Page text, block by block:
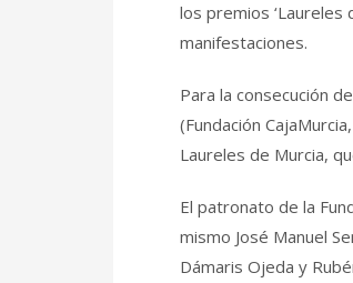
los premios ‘Laureles
manifestaciones.
Para la consecución
(Fundación
Laureles de Murcia,
El patronato de la
mismo José Manuel
Dámaris Ojeda y